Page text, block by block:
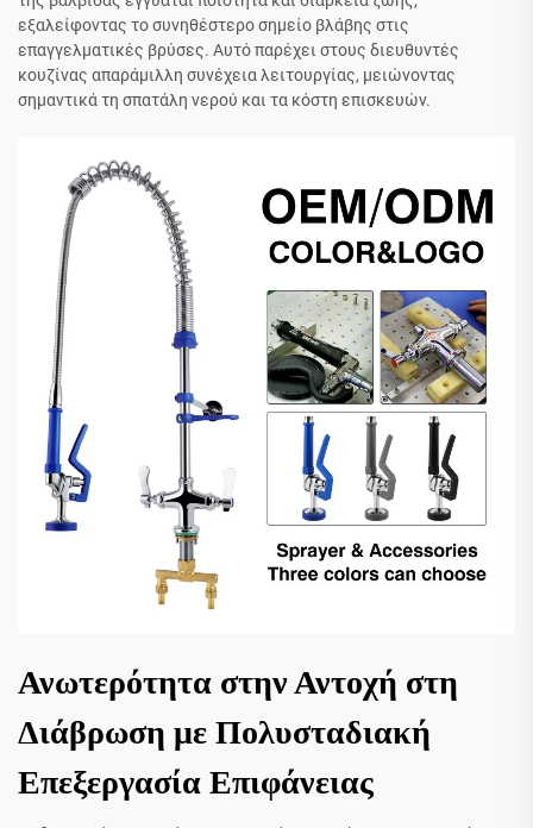
εξαλείφοντας το συνηθέστερο σημείο βλάβης στις
επαγγελματικές βρύσες. Αυτό παρέχει στους διευθυντές
κουζίνας απαράμιλλη συνέχεια λειτουργίας, μειώνοντας
σημαντικά τη σπατάλη νερού και τα κόστη επισκευών.
Ανωτερότητα στην Αντοχή στη
Διάβρωση με Πολυσταδιακή
Επεξεργασία Επιφάνειας